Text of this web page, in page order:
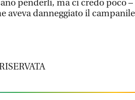
penderli, ma ci credo poco
aveva danneggiato il